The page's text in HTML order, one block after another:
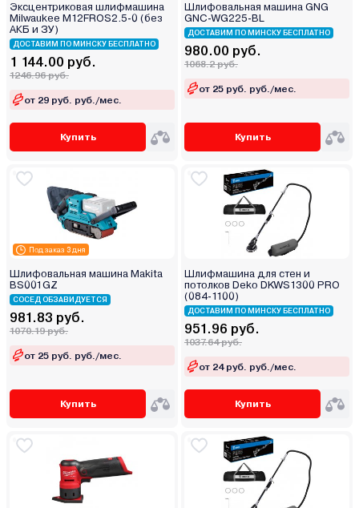
Эксцентриковая шлифмашина
Milwaukee M12FROS2.5-0 (без
АКБ и ЗУ)
ДОСТАВИМ ПО МИНСКУ БЕСПЛАТНО
1 144.00 руб.
1246.96 руб.
от 29 руб. руб./мес.
Купить
Шлифовальная машина GNG
GNC-WG225-BL
ДОСТАВИМ ПО МИНСКУ БЕСПЛАТНО
980.00 руб.
1068.2 руб.
от 25 руб. руб./мес.
Купить
Под заказ 3 дня
Шлифовальная машина Makita
BS001GZ
СОСЕД ОБЗАВИДУЕТСЯ
981.83 руб.
1070.19 руб.
от 25 руб. руб./мес.
Купить
Шлифмашина для стен и
потолков Deko DKWS1300 PRO
(084-1100)
ДОСТАВИМ ПО МИНСКУ БЕСПЛАТНО
951.96 руб.
1037.64 руб.
от 24 руб. руб./мес.
Купить